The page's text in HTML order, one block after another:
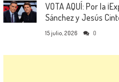
VOTA AQUÍ: Por la
Sánchez y Jesús
15 julio, 2026 0